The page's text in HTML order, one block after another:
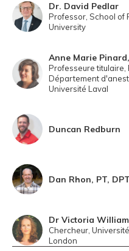
Dr. David Pedlar
Professor, School of
University
Anne Marie
Professeure titulaire,
Département
Université Laval
Duncan Redburn
Dan Rhon, PT,
Dr Victoria
Chercheur,
London